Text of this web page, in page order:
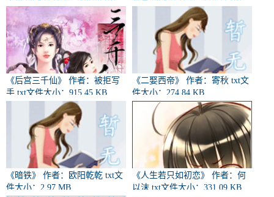
《后宫三千仙》 作者：被拒写
手 txt文件大小：915.45 KB
《二娶西帝》 作者：寄秋 txt文
件大小：274.84 KB
《暗铁》 作者：欧阳乾乾 txt文
件大小：2.97 MB
《人生若只如初恋》 作者：何
以沫 txt文件大小：331.09 KB